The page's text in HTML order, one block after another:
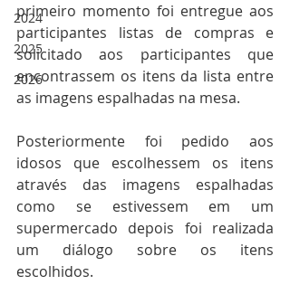
2024
2025
2026
primeiro momento foi entregue aos
participantes listas de compras e
solicitado aos participantes que
encontrassem os itens da lista entre
as imagens espalhadas na mesa.
Posteriormente foi pedido aos
idosos que escolhessem os itens
através das imagens espalhadas
como se estivessem em um
supermercado depois foi realizada
um diálogo sobre os itens
escolhidos.